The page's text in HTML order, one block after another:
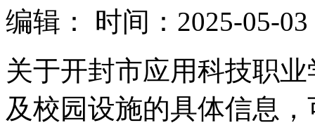
编辑：
时间：2025-05-03
关于开封市应用科技职
及校园设施的具体信息